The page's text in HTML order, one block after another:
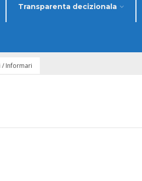
Transparenta decizionala
/ Informari